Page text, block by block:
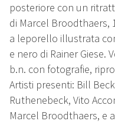
posteriore con un
di Marcel Broodthaers,
a leporello illustrata
e nero di Rainer
b.n. con fotografie,
Artisti presenti: Bill
Ruthenebeck, Vito
Marcel Broodthaers, e